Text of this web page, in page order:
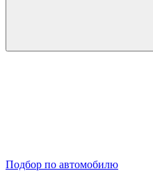
Подбор по автомобилю